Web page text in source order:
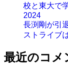
校と東大で
2024
長渕剛が引
ストライブ
最近のコメ